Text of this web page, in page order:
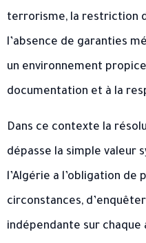
terrorisme, la restriction
l’absence de garanties
un environnement
documentation et à la
Dans ce contexte la
dépasse la simple valeur
l’Algérie a l’obligation
circonstances,
indépendante sur